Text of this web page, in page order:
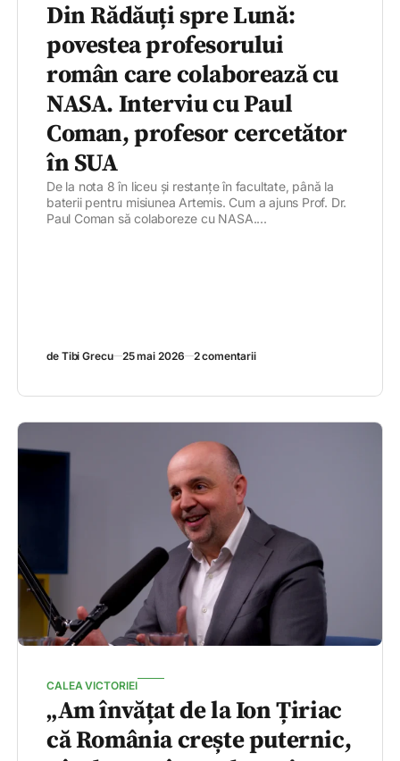
Din Rădăuți spre Lună:
povestea profesorului
român care colaborează cu
NASA. Interviu cu Paul
Coman, profesor cercetător
în SUA
De la nota 8 în liceu și restanțe în facultate, până la
baterii pentru misiunea Artemis. Cum a ajuns Prof. Dr.
Paul Coman să colaboreze cu NASA....
de Tibi Grecu 25 mai 2026 2 comentarii
CALEA VICTORIEI
„Am învățat de la Ion Țiriac
că România crește puternic,